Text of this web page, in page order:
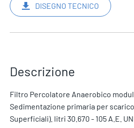
DISEGNO TECNICO
Descrizione
Filtro Percolatore Anaerobico
Sedimentazione primaria per
Superficiali). litri 30.670 - 105 A.E.